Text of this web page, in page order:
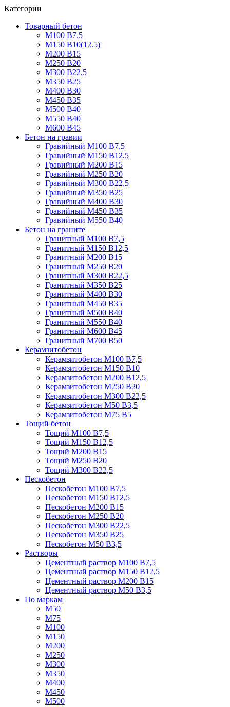
Категории
Товарный бетон
М100 В7.5
М150 В10(12.5)
М200 В15
М250 В20
М300 В22.5
М350 В25
М400 В30
М450 В35
М500 В40
М550 В40
М600 В45
Бетон на гравии
Гравийный М100 В7,5
Гравийный М150 В12,5
Гравийный М200 В15
Гравийный М250 В20
Гравийный М300 В22,5
Гравийный М350 В25
Гравийный М400 В30
Гравийный М450 В35
Гравийный М550 В40
Бетон на граните
Гранитный М100 В7,5
Гранитный М150 В12,5
Гранитный М200 В15
Гранитный М250 В20
Гранитный М300 В22,5
Гранитный М350 В25
Гранитный М400 В30
Гранитный М450 В35
Гранитный М500 В40
Гранитный М550 В40
Гранитный М600 В45
Гранитный М700 В50
Керамзитобетон
Керамзитобетон М100 В7,5
Керамзитобетон М150 В10
Керамзитобетон М200 В12,5
Керамзитобетон М250 В20
Керамзитобетон М300 В22,5
Керамзитобетон М50 В3,5
Керамзитобетон М75 В5
Тощий бетон
Тощий М100 В7,5
Тощий М150 В12,5
Тощий М200 В15
Тощий М250 В20
Тощий М300 В22,5
Пескобетон
Пескобетон М100 В7,5
Пескобетон М150 В12,5
Пескобетон М200 В15
Пескобетон М250 В20
Пескобетон М300 В22,5
Пескобетон М350 В25
Пескобетон М50 В3,5
Растворы
Цементный раствор М100 В7,5
Цементный раствор М150 В12,5
Цементный раствор М200 В15
Цементный раствор М50 В3,5
По маркам
М50
М75
М100
М150
М200
М250
М300
М350
М400
М450
М500